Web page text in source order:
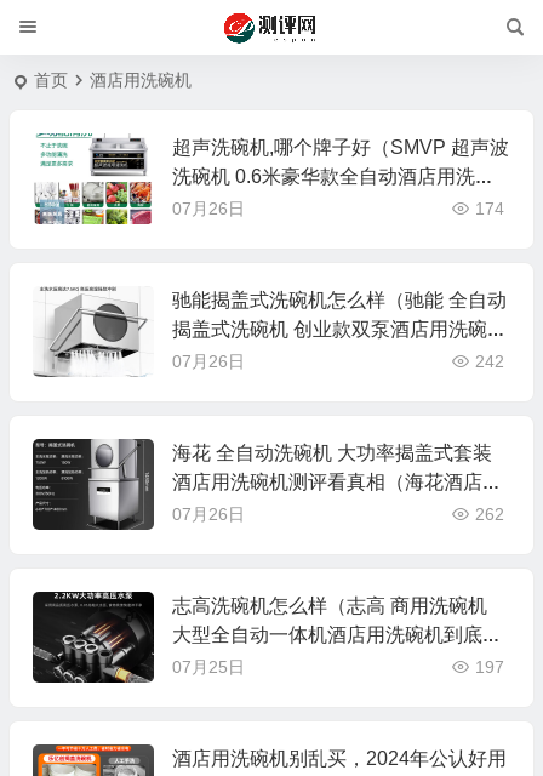
首页 酒店用洗碗机
超声洗碗机,哪个牌子好（SMVP 超声波
洗碗机 0.6米豪华款全自动酒店用洗碗
机是否值得入手）
07月26日 174
驰能揭盖式洗碗机怎么样（驰能 全自动
揭盖式洗碗机 创业款双泵酒店用洗碗机
是否值得入手）
07月26日 242
海花 全自动洗碗机 大功率揭盖式套装
酒店用洗碗机测评看真相（海花酒店用
洗碗机怎么用）
07月26日 262
志高洗碗机怎么样（志高 商用洗碗机
大型全自动一体机酒店用洗碗机到底如
何,值得入手吗）
07月25日 197
酒店用洗碗机别乱买，2024年公认好用